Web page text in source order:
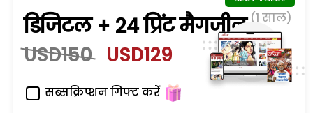
डिजिटल + 24 प्रिंट मैगजीन (1 साल)
USD150 USD129
सब्सक्रिप्शन गिफ्ट करें